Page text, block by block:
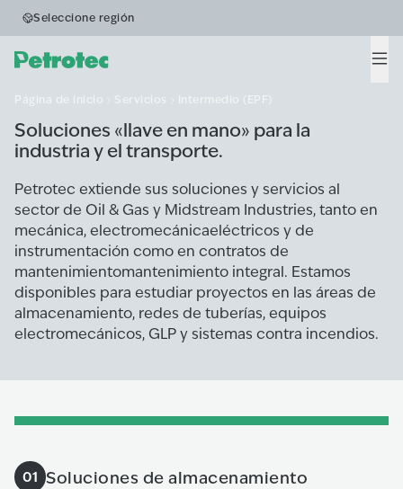
Seleccione región
Página de inicio Servicios Intermedio (EPF)
especiales
Soluciones «llave en mano» para la
industria y el transporte.
Petrotec extiende sus soluciones y servicios al
sector de Oil & Gas y Midstream Industries, tanto en
mecánica, electromecánicaeléctricos y de
instrumentación como en contratos de
mantenimientomantenimiento integral. Estamos
disponibles para estudiar proyectos en las áreas de
almacenamiento, redes de tuberías, equipos
electromecánicos, GLP y sistemas contra incendios.
01 Soluciones de almacenamiento